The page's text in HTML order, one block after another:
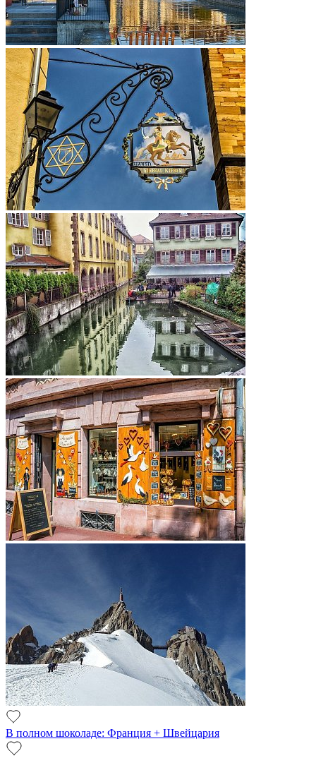
В полном шоколаде: Франция + Швейцария